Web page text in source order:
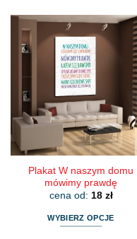
ma
wiele
wariantów.
Opcje
można
wybrać
na
stronie
produktu
Plakat W naszym domu
mówimy prawdę
cena od: 18 zł
WYBIERZ OPCJE